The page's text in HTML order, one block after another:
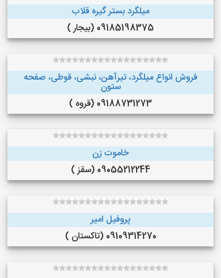
میلگرد بستر گیره قلاب
09185198375 (بیجار )
فروش انواع میلگرد، تیرآهن، نبشی، قوطی، صفحه
ستون
09188731273 (قروه )
خاموت زن
09055212244 (سقز )
پروفیل امیر
09109314270 (تاکستان )